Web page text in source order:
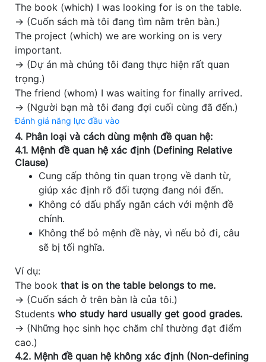
The book (which) I was looking for is on the table.
→ (Cuốn sách mà tôi đang tìm nằm trên bàn.)
The project (which) we are working on is very
important.
→ (Dự án mà chúng tôi đang thực hiện rất quan
trọng.)
The friend (whom) I was waiting for finally arrived.
→ (Người bạn mà tôi đang đợi cuối cùng đã đến.)
Đánh giá năng lực đầu vào
4. Phân loại và cách dùng mệnh đề quan hệ:
4.1. Mệnh đề quan hệ xác định (Defining Relative
Clause)
Cung cấp thông tin quan trọng về danh từ,
giúp xác định rõ đối tượng đang nói đến.
Không có dấu phẩy ngăn cách với mệnh đề
chính.
Không thể bỏ mệnh đề này, vì nếu bỏ đi, câu
sẽ bị tối nghĩa.
Ví dụ:
The book that is on the table belongs to me.
→ (Cuốn sách ở trên bàn là của tôi.)
Students who study hard usually get good grades.
→ (Những học sinh học chăm chỉ thường đạt điểm
cao.)
4.2. Mệnh đề quan hệ không xác định (Non-defining